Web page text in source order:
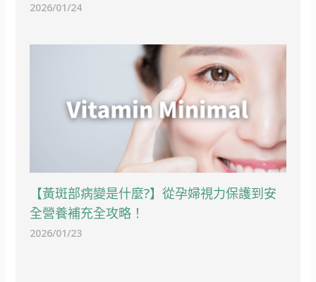
2026/01/24
【黃斑部病變是什麼?】從孕婦視力保護到安
全營養補充全攻略！
2026/01/23